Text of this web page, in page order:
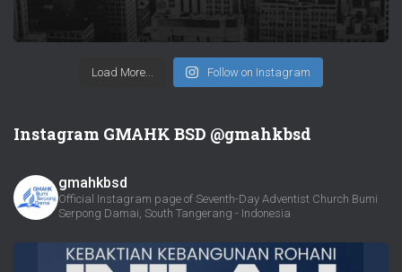
Load More... Follow on Instagram
Instagram GMAHK BSD @gmahkbsd
gmahkbsd
Official Instagram page of Seventh-Day Adventist Church Bumi
Serpong Damai, South Tangerang - Indonesia